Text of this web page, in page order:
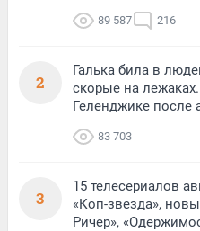
89 587 216
2
Галька била в
скорые на
Геленджике после
83 703
3
15 телесериалов
«Коп-звезда»,
Ричер»,